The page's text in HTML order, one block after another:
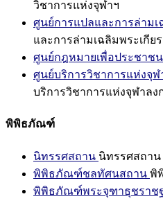
วิชาการแห่งจุฬาฯ
ศูนย์การแปลและการล่ามเ
และการล่ามเฉลิมพระเกีย
ศูนย์กฎหมายเพื่อประชาชน
ศูนย์บริการวิชาการแห่งจุ
บริการวิชาการแห่งจุฬาล
พิพิธภัณฑ์
นิทรรศสถาน นิทรรศสถาน
พิพิธภัณฑ์ชลทัศนสถาน พิ
พิพิธภัณฑ์พระจุฑาธุชราช